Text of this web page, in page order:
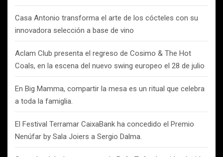
Casa Antonio transforma el arte de los cócteles con su
innovadora selección a base de vino
Aclam Club presenta el regreso de Cosimo & The Hot
Coals, en la escena del nuevo swing europeo el 28 de julio
En Big Mamma, compartir la mesa es un ritual que celebra
a toda la famiglia.
El Festival Terramar CaixaBank ha concedido el Premio
Nenúfar by Sala Joiers a Sergio Dalma.